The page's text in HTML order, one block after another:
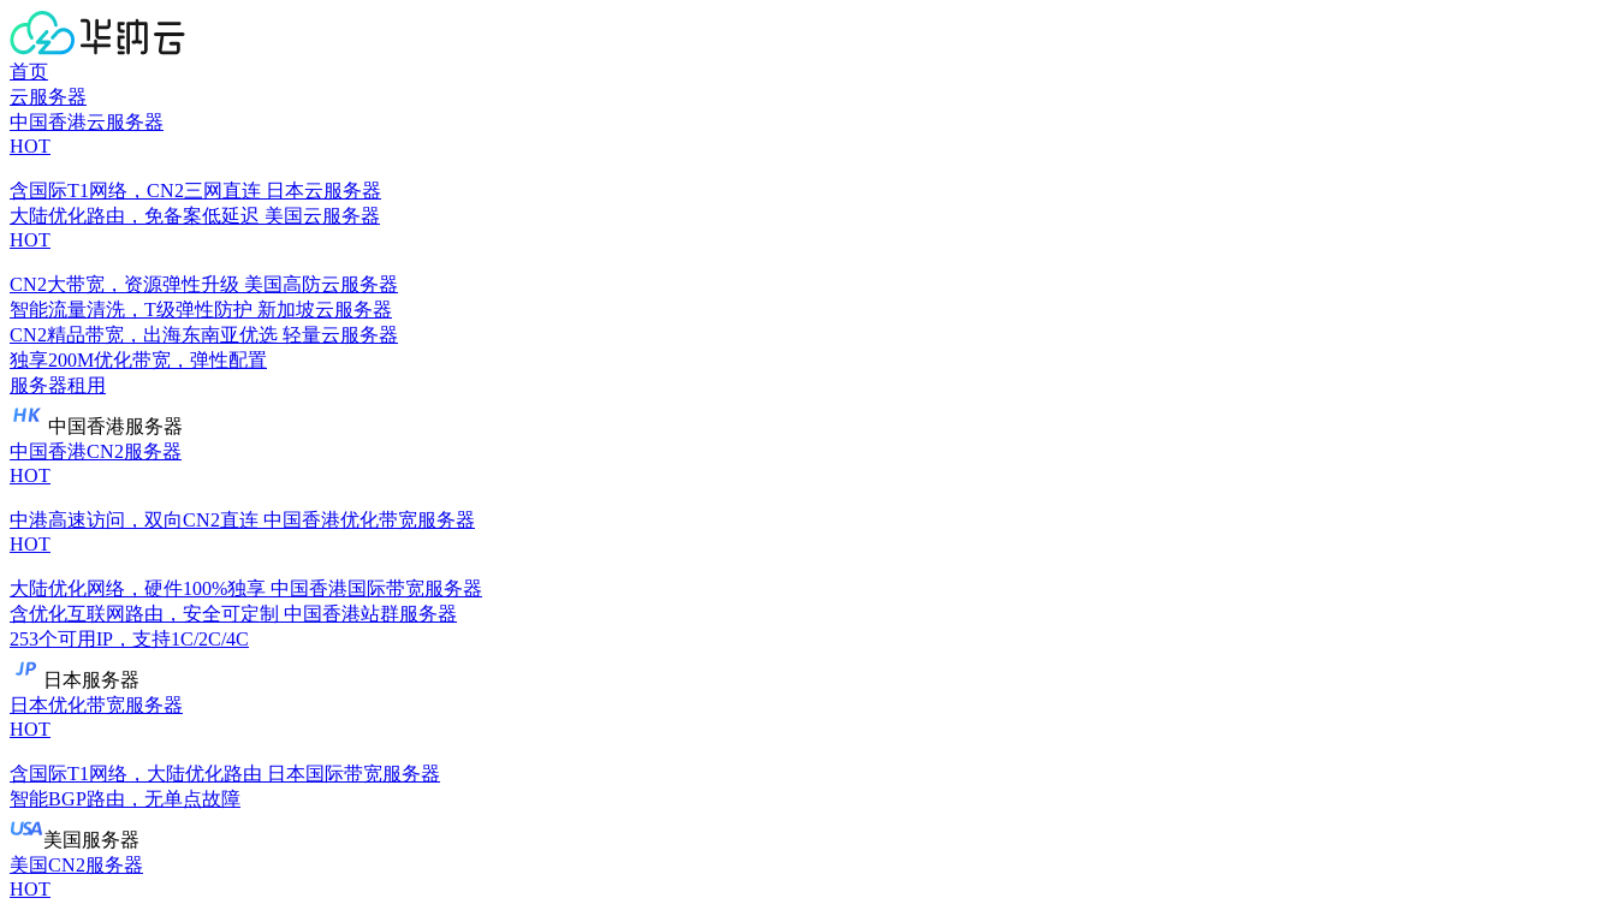
首页
云服务器
中国香港云服务器
HOT
含国际T1网络，CN2三网直连 日本云服务器
大陆优化路由，免备案低延迟 美国云服务器
HOT
CN2大带宽，资源弹性升级 美国高防云服务器
智能流量清洗，T级弹性防护 新加坡云服务器
CN2精品带宽，出海东南亚优选 轻量云服务器
独享200M优化带宽，弹性配置
服务器租用
中国香港服务器
中国香港CN2服务器
HOT
中港高速访问，双向CN2直连 中国香港优化带宽服务器
HOT
大陆优化网络，硬件100%独享 中国香港国际带宽服务器
含优化互联网路由，安全可定制 中国香港站群服务器
253个可用IP，支持1C/2C/4C
日本服务器
日本优化带宽服务器
HOT
含国际T1网络，大陆优化路由 日本国际带宽服务器
智能BGP路由，无单点故障
美国服务器
美国CN2服务器
HOT